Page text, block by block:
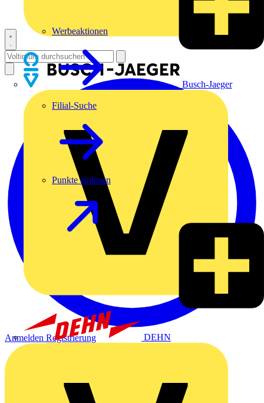
Busch-Jaeger
DEHN
Werbeaktionen
Filial-Suche
Punkte einlösen
Anmelden Registrierung